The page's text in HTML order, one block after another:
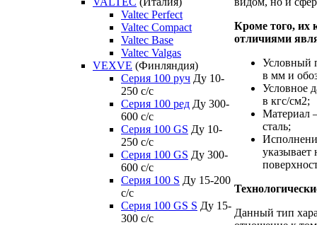
Valtec Perfect
Valtec Compact
Valtec Base
Valtec Valgas
VEXVE (Финляндия)
Серия 100 руч Ду 10-
250 c/c
Серия 100 ред Ду 300-
600 c/c
Серия 100 GS Ду 10-
250 c/c
Серия 100 GS Ду 300-
600 c/c
Серия 100 S Ду 15-200
c/c
Серия 100 GS S Ду 15-
300 c/c
Кроме того, их
отличиями
Условный
в мм и
Условное
в кгс/см2;
Материал
сталь;
указывает
Данный тип